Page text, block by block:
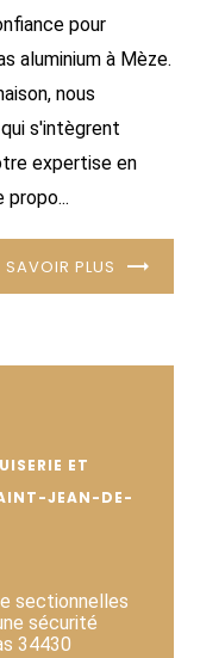
pour
aluminium à Mèze.
nous
s'intègrent
expertise en
propo...
SAVOIR PLUS
ET
JEAN-DE-
sectionnelles
sécurité
34430